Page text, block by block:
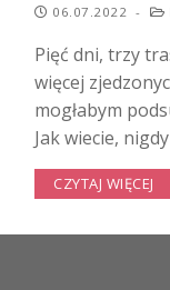
06.07.2022 -
Pięć dni, trzy
więcej
mogłabym
Jak wiecie,
CZYTAJ WIĘCEJ